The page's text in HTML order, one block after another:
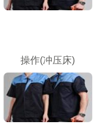
操作(冲压床)